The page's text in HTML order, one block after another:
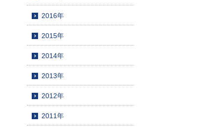
2016年
2015年
2014年
2013年
2012年
2011年